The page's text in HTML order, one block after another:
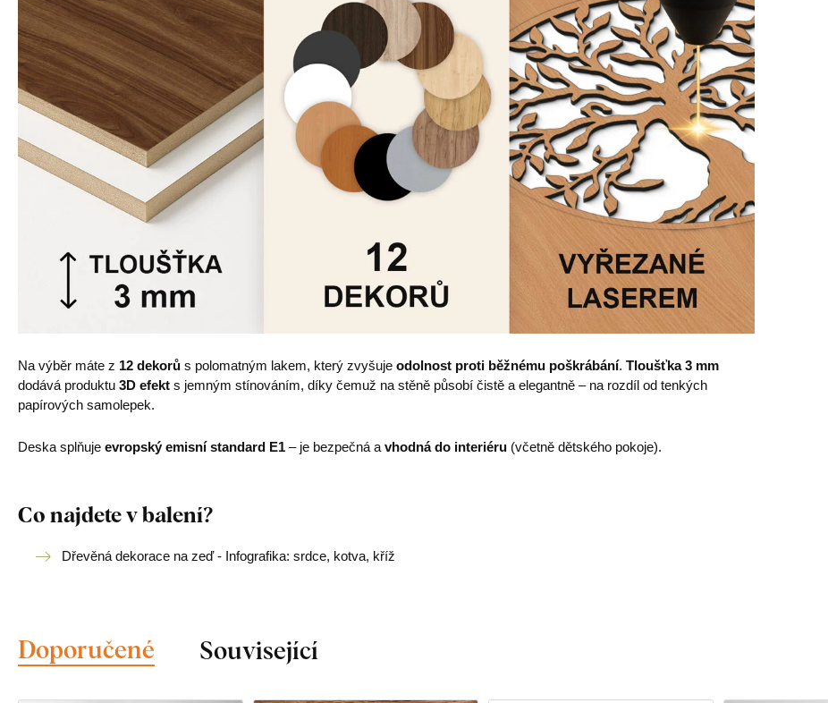
Na výběr máte z 12 dekorů s polomatným lakem, který zvyšuje odolnost proti běžnému poškrábání. Tloušťka 3 mm
dodává produktu 3D efekt s jemným stínováním, díky čemuž na stěně působí čistě a elegantně – na rozdíl od tenkých
papírových samolepek.
Deska splňuje evropský emisní standard E1 – je bezpečná a vhodná do interiéru (včetně dětského pokoje).
Co najdete v balení?
Dřevěná dekorace na zeď - Infografika: srdce, kotva, kříž
Doporučené Související